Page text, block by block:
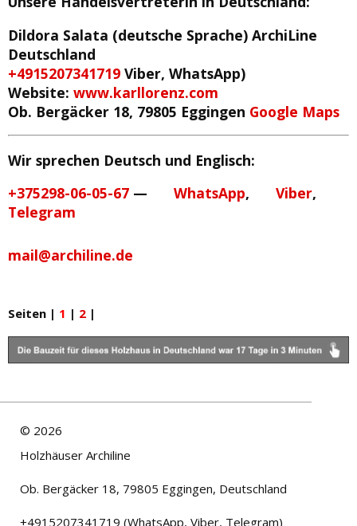
Dildora Salata (deutsche Sprache) ArchiLine
Deutschland
+4915207341719 Viber, WhatsApp)
Website: www.karllorenz.com
Ob. Bergäcker 18, 79805 Eggingen Google Maps
Wir sprechen Deutsch und Englisch:
+375298-06-05-67 — WhatsApp, Viber,
Telegram
mail@archiline.de
Seiten | 1 | 2 |
© 2026
Holzhäuser Archiline
Ob. Bergäcker 18, 79805 Eggingen, Deutschland
+4915207341719 (WhatsApp, Viber, Telegram)